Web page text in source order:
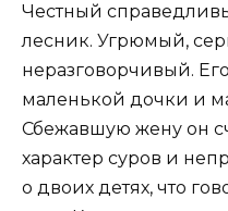
Честный
лесник. Угрюмый,
неразговорчивый.
маленькой дочки и
Сбежавшую жену он
характер суров и
о двоих детях, что